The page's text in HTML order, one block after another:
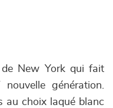
New York qui fait
génération.
au choix laqué blanc